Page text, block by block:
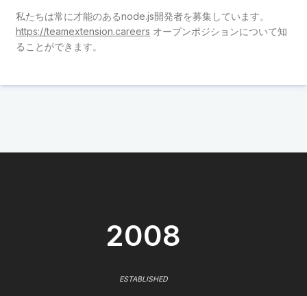
私たちは常に才能のあるnode.js開発者を募集しています。
https://teamextension.careers オープンポジションについて知
ることができます。
2008
ESTABLISHED